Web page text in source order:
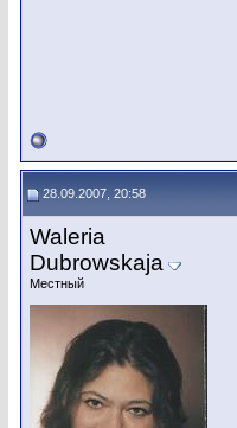
28.09.2007, 20:58
Waleria
Dubrowskaja
Местный